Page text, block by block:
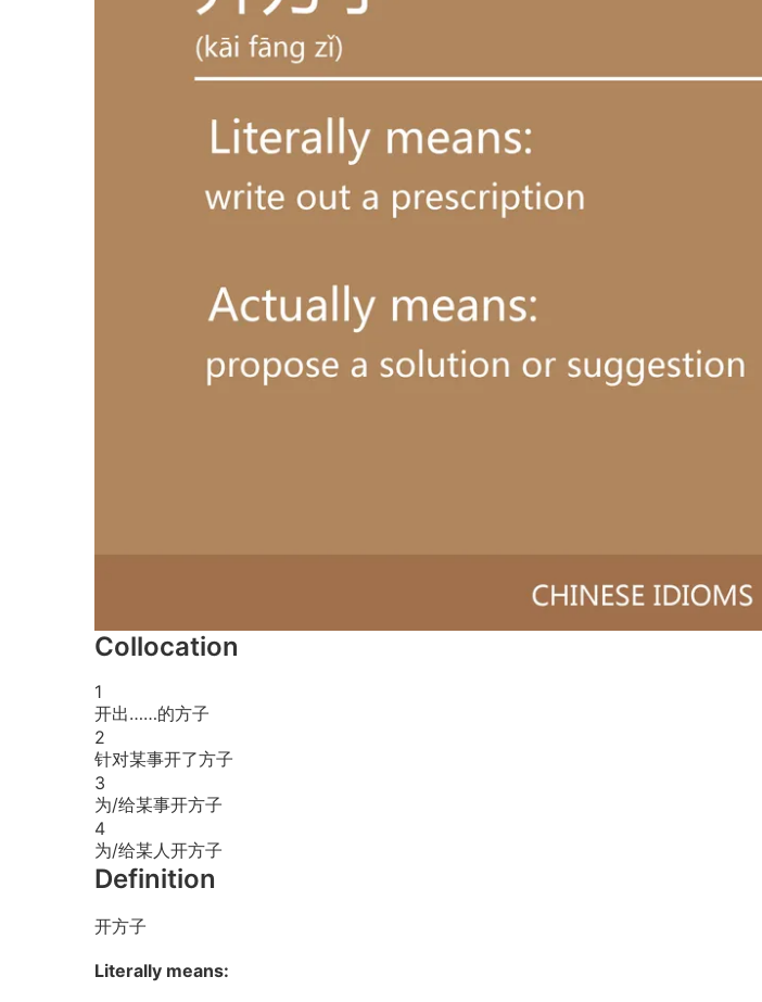
Collocation
1
开出……的方子
2
针对某事开了方子
3
为/给某事开方子
4
为/给某人开方子
Definition
开方子
Literally means: